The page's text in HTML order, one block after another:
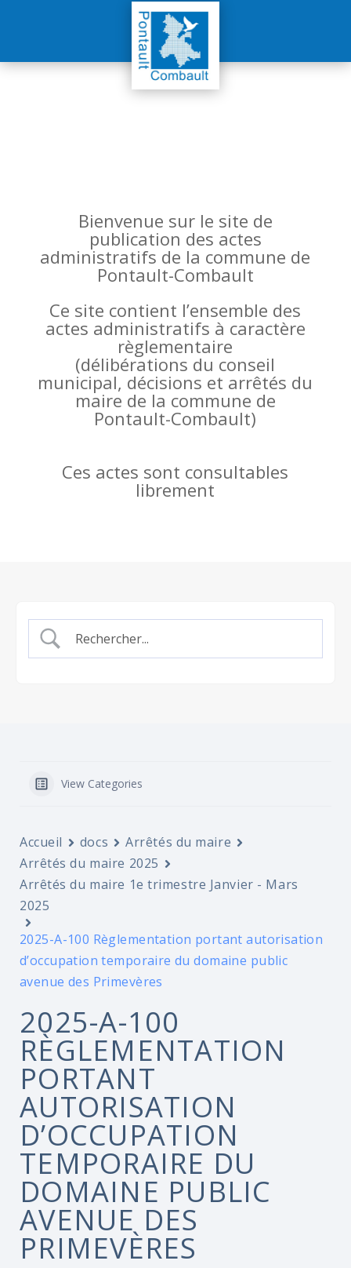
Bienvenue sur le site de
publication des actes
administratifs de la commune de
Pontault-Combault
Ce site contient l’ensemble des
actes administratifs à caractère
règlementaire
(délibérations du conseil
municipal, décisions et arrêtés du
maire de la commune de
Pontault-Combault)
Ces actes sont consultables
librement
View Categories
Accueil docs
Arrêtés du maire
Arrêtés du maire 2025
Arrêtés du maire 1e trimestre Janvier - Mars
2025
2025-A-100 Règlementation portant autorisation
d’occupation temporaire du domaine public
avenue des Primevères
2025-A-100
RÈGLEMENTATION
PORTANT
AUTORISATION
D’OCCUPATION
TEMPORAIRE DU
DOMAINE PUBLIC
AVENUE DES
PRIMEVÈRES